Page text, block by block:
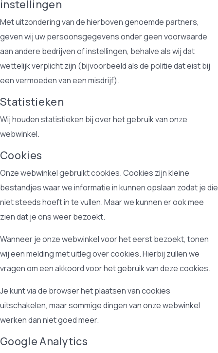
instellingen
Met uitzondering van de hierboven genoemde partners,
geven wij uw persoonsgegevens onder geen voorwaarde
aan andere bedrijven of instellingen, behalve als wij dat
wettelijk verplicht zijn (bijvoorbeeld als de politie dat eist bij
een vermoeden van een misdrijf).
Statistieken
Wij houden statistieken bij over het gebruik van onze
webwinkel.
Cookies
Onze webwinkel gebruikt cookies. Cookies zijn kleine
bestandjes waar we informatie in kunnen opslaan zodat je die
niet steeds hoeft in te vullen. Maar we kunnen er ook mee
zien dat je ons weer bezoekt.
Wanneer je onze webwinkel voor het eerst bezoekt, tonen
wij een melding met uitleg over cookies. Hierbij zullen we
vragen om een akkoord voor het gebruik van deze cookies.
Je kunt via de browser het plaatsen van cookies
uitschakelen, maar sommige dingen van onze webwinkel
werken dan niet goed meer.
Google Analytics